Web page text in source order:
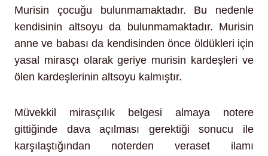
Murisin çocuğu bulunmamaktadır. Bu nedenle
kendisinin altsoyu da bulunmamaktadır. Murisin
anne ve babası da kendisinden önce öldükleri için
yasal mirasçı olarak geriye murisin kardeşleri ve
ölen kardeşlerinin altsoyu kalmıştır.
Müvekkil mirasçılık belgesi almaya notere
gittiğinde dava açılması gerektiği sonucu ile
karşılaştığından noterden veraset ilamı